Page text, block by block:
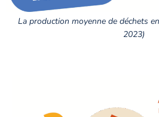
La production moyenne de déchets
2023)